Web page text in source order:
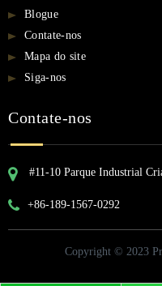
Blogue
Contate-nos
Mapa do site
Siga-nos
Contate-nos
#11-10 Parque Industrial
+86-189-1567-0292
Copyright © 2023